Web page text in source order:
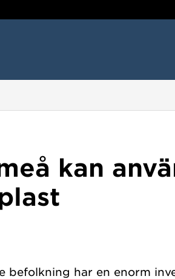
kan
befolkning har en enorm